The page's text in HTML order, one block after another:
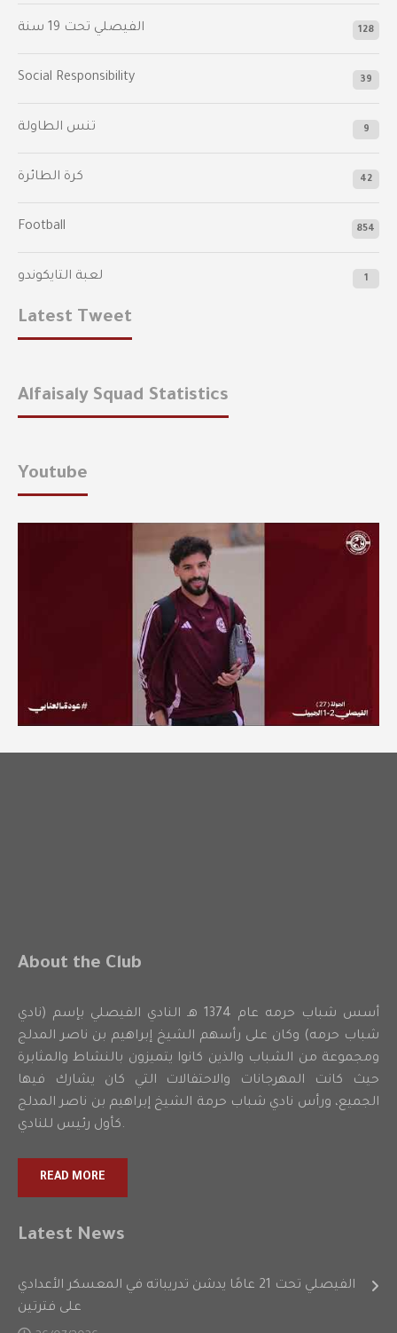
الفيصلي‬⁩ تحت 19 سنة 128
Social Responsibility 39
تنس الطاولة 9
كرة الطائرة 42
Football 854
لعبة التايكوندو 1
Latest Tweet
Alfaisaly Squad Statistics
Youtube
About the Club
أسس شباب حرمه عام 1374 هـ النادي الفيصلي بإسم (نادي
شباب حرمه) وكان على رأسهم الشيخ إبراهيم بن ناصر المدلج
ومجموعة من الشباب والذين كانوا يتميزون بالنشاط والمثابرة
حيث كانت المهرجانات والاحتفالات التي كان يشارك فيها
الجميع، ورأس نادي شباب حرمة الشيخ إبراهيم بن ناصر المدلج
كأول رئيس للنادي.
READ MORE
Latest News
الفيصلي تحت 21 عامًا يدشن تدريباته في المعسكر الأعدادي
على فترتين